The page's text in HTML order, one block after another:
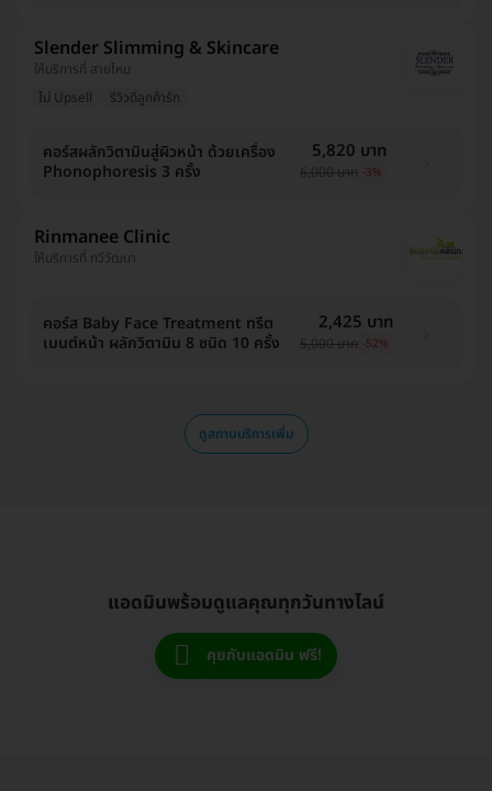
Slender Slimming & Skincare
ให้บริการที่ สายไหม
ไม่ Upsell
รีวิวดีลูกค้ารัก
คอร์สผลักวิตามินสู่ผิวหน้า ด้วยเครื่อง
Phonophoresis 3 ครั้ง
5,820 บาท
6,000 บาท -3%
Rinmanee Clinic
ให้บริการที่ ทวีวัฒนา
คอร์ส Baby Face Treatment ทรีต
เมนต์หน้า ผลักวิตามิน 8 ชนิด 10 ครั้ง
2,425 บาท
5,000 บาท -52%
ดูสถานบริการเพิ่ม
แอดมินพร้อมดูแลคุณทุกวันทางไลน์
คุยกับแอดมิน ฟรี!